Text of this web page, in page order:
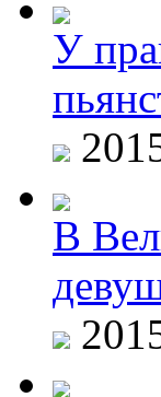
У
В